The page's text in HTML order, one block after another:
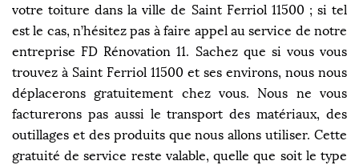
votre toiture dans la ville de Saint Ferriol 11500 ; si tel
est le cas, n’hésitez pas à faire appel au service de notre
entreprise FD Rénovation 11. Sachez que si vous vous
trouvez à Saint Ferriol 11500 et ses environs, nous nous
déplacerons gratuitement chez vous. Nous ne vous
facturerons pas aussi le transport des matériaux, des
outillages et des produits que nous allons utiliser. Cette
gratuité de service reste valable, quelle que soit le type